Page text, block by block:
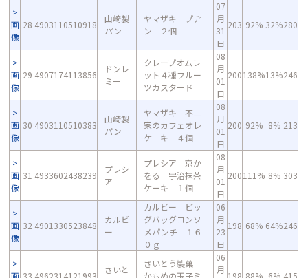
画
像
28 4903110510918
山崎製
パン
ヤマザキ プヂ
ン ２個
07
月
31
日
203 92% 32%280
画
像
29 4907174113856
ドンレ
ミー
クレープオムレ
ット４種フルー
ツカスタード
08
月
01
日
200138%13%246
画
像
30 4903110510383
山崎製
パン
ヤマザキ 不二
家のカフェオレ
ケ－キ ４個
08
月
01
日
200 92% 8% 213
画
像
31 4933602438239
プレシ
ア
プレシア 京か
をる 宇治抹茶
ケーキ １個
08
月
01
日
200111% 8% 303
画
像
32 4901330523848
カルビ
ー
カルビー ビッ
グバッグコンソ
メパンチ １６
０ｇ
06
月
23
日
198 68% 64%246
画 33 4962314121993
さいと
さいとう製菓
かもめの玉子ミ
06
月
198 88% 6% 415